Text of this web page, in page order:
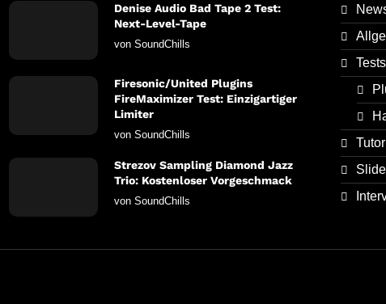
Denise Audio Bad Tape 2 Test:
Next-Level-Tape
von SoundChills
Firesonic/United Plugins
FireMaximizer Test: Einzigartiger
Limiter
von SoundChills
Strezov Sampling Diamond Jazz
Trio: Kostenloser Vorgeschmack
von SoundChills
Tests